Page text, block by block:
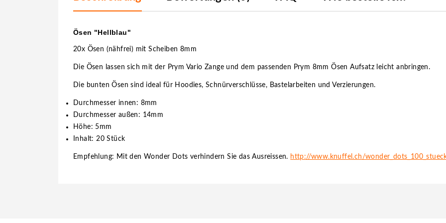
Ösen "Hellblau"
20x Ösen (nähfrei) mit Scheiben 8mm
Die Ösen lassen sich mit der Prym Vario Zange und dem passenden Prym 8mm Ösen Aufsatz leicht anbringen.
Die bunten Ösen sind ideal für Hoodies, Schnürverschlüsse, Bastelarbeiten und Verzierungen.
Durchmesser innen: 8mm
Durchmesser außen: 14mm
Höhe: 5mm
Inhalt: 20 Stück
Empfehlung: Mit den Wonder Dots verhindern Sie das Ausreissen. http://www.knuffel.ch/